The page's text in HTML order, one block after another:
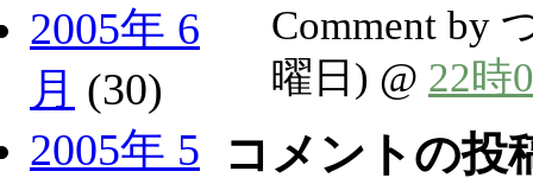
2005年 6
月 (30)
2005年 5
Comment by
曜日) @ 22時
コメントの投